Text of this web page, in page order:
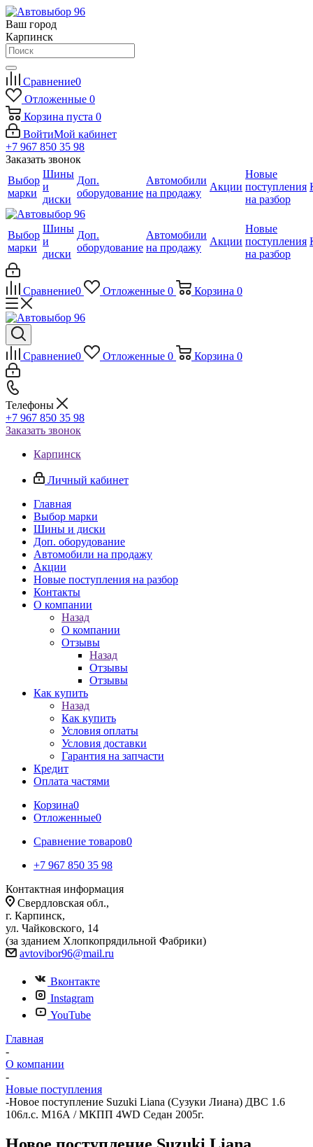
Ваш город
Карпинск
Сравнение0
Отложенные 0
Корзина пуста 0
ВойтиМой кабинет
+7 967 850 35 98
Заказать звонок
Выбор
марки
Шины
и
диски
Доп.
оборудование
Автомобили
на продажу
Акции
Новые
поступления
на разбор
Выбор
марки
Шины
и
диски
Доп.
оборудование
Автомобили
на продажу
Акции
Новые
поступления
на разбор
Сравнение0 Отложенные 0 Корзина 0
Сравнение0 Отложенные 0 Корзина 0
Телефоны
+7 967 850 35 98
Заказать звонок
Карпинск
Личный кабинет
Главная
Выбор марки
Шины и диски
Доп. оборудование
Автомобили на продажу
Акции
Новые поступления на разбор
Контакты
О компании
Назад
О компании
Отзывы
Назад
Отзывы
Отзывы
Как купить
Назад
Как купить
Условия оплаты
Условия доставки
Гарантия на запчасти
Кредит
Оплата частями
Корзина0
Отложенные0
Сравнение товаров0
+7 967 850 35 98
Контактная информация
Свердловская обл.,
г. Карпинск,
ул. Чайковского, 14
(за зданием Хлопкопрядильной Фабрики)
avtovibor96@mail.ru
Вконтакте
Instagram
YouTube
Главная
-
О компании
-
Новые поступления
-Новое поступление Suzuki Liana (Сузуки Лиана) ДВС 1.6
106л.с. М16А / МКПП 4WD Седан 2005г.